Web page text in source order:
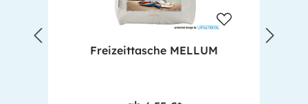
Freizeittasche MELLUM